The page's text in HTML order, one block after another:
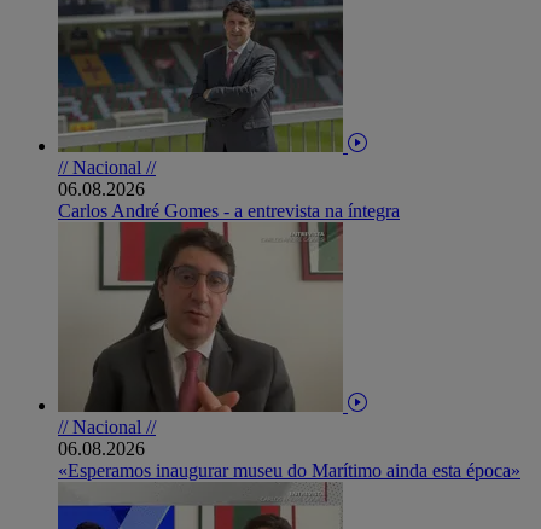
// Nacional //
06.08.2026
Carlos André Gomes - a entrevista na íntegra
// Nacional //
06.08.2026
«Esperamos inaugurar museu do Marítimo ainda esta época»